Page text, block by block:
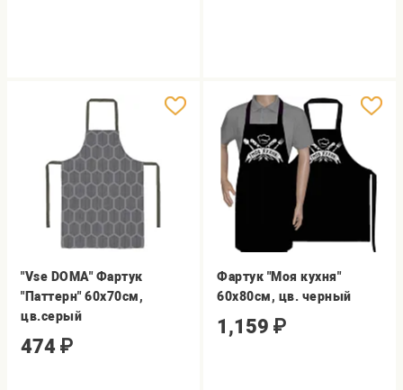
"Vse DOMA" Фартук
"Паттерн" 60х70см,
цв.серый
474 ₽
Фартук "Моя кухня"
60х80см, цв. черный
1,159 ₽